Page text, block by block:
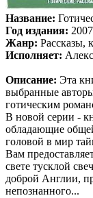
Название:
Год издания: 2007
Жанр: Рассказы,
Исполняет:
Описание: Эта
выбранные
готическим
В новой серии -
обладающие
головой в мир
Вам
свете тусклой
доброй Англии,
непознанного...